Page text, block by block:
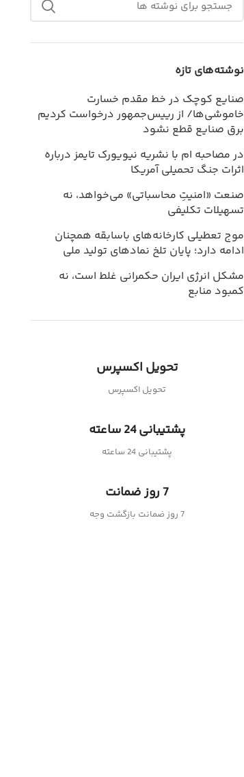
نوشته‌های تازه
صنایع کوچک در خط مقدم خسارت
خاموشی‌ها/ از رییس‌جمهور درخواست کردیم
برق صنایع قطع نشود
در مصاحبه ام با نشریه نیویورک تایمز درباره
اثرات جنگ تحمیلی آمریکا
صنعت «امنیتِ محاسباتی» می‌خواهد، نه
تسهیلات تکلیفی
موج تعطیلی کارخانه‌های باسابقه همچنان
ادامه دارد؛ پایان تلخ نمادهای تولید ملی
مشکل انرژی ایران حکمرانی غلط است، نه
کمبود منابع
تحویل اکسپرس
تحویل اکسپرس
پشتیبانی 24 ساعته
پشتیبانی 24 ساعته
7 روز ضمانت
7 روز ضمانت بازگشت وجه